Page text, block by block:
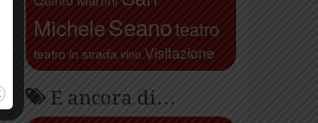
MicheleSeanoteatro
teatro in strada vino Visitazione
E ancora di…